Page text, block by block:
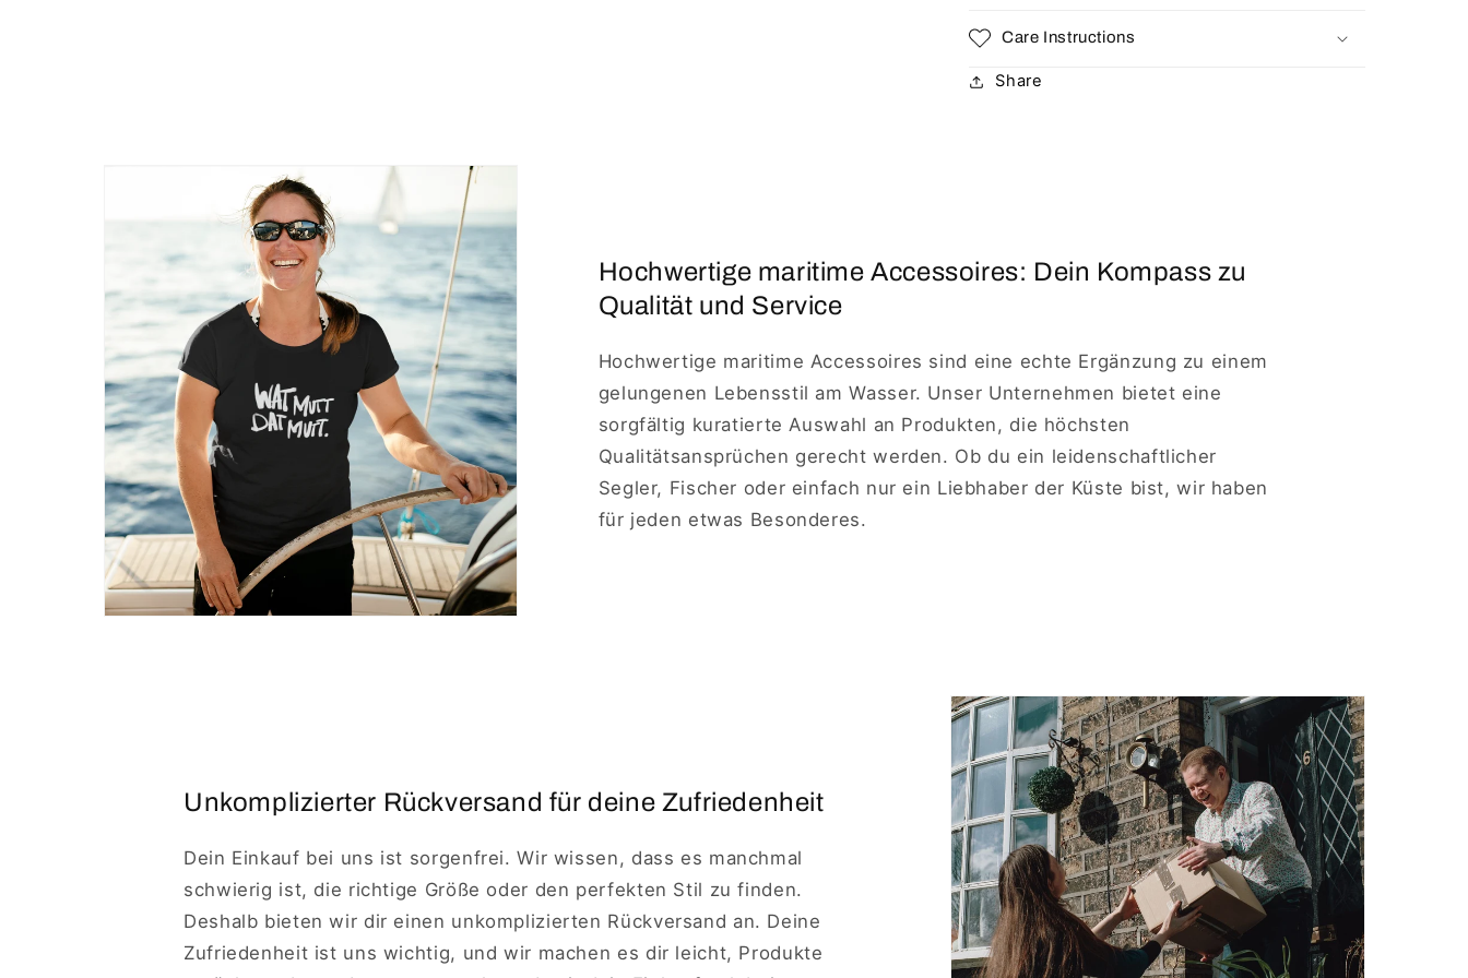
Care Instructions
Share
Hochwertige maritime Accessoires: Dein Kompass zu
Qualität und Service
Hochwertige maritime Accessoires sind eine echte Ergänzung zu einem
gelungenen Lebensstil am Wasser. Unser Unternehmen bietet eine
sorgfältig kuratierte Auswahl an Produkten, die höchsten
Qualitätsansprüchen gerecht werden. Ob du ein leidenschaftlicher
Segler, Fischer oder einfach nur ein Liebhaber der Küste bist, wir haben
für jeden etwas Besonderes.
Unkomplizierter Rückversand für deine Zufriedenheit
Dein Einkauf bei uns ist sorgenfrei. Wir wissen, dass es manchmal
schwierig ist, die richtige Größe oder den perfekten Stil zu finden.
Deshalb bieten wir dir einen unkomplizierten Rückversand an. Deine
Zufriedenheit ist uns wichtig, und wir machen es dir leicht, Produkte